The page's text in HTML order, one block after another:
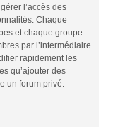
l’accès des
Chaque
et chaque groupe
par l’intermédiaire
rapidement les
qu’ajouter des
un forum privé.